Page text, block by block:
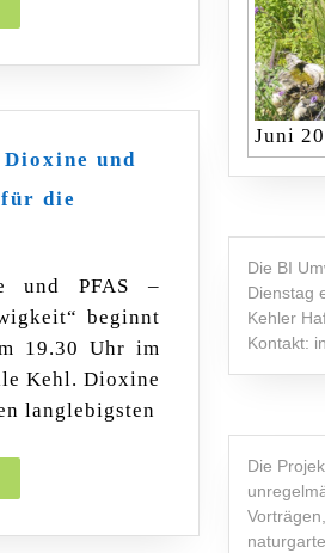
und
die
und PFAS –
beginnt
19.30 Uhr im
Kehl. Dioxine
langlebigsten
LESEN
Juni
Die BI
Dienstag
Kehler
Kontakt:
Die